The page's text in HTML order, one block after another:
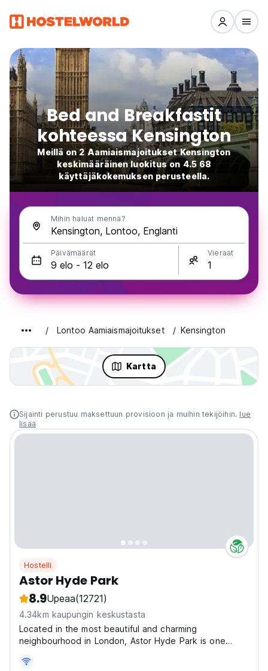
Bed and Breakfastit
kohteessa Kensington
Meillä on 2 Aamiaismajoitukset Kensington
keskimääräinen luokitus on 4.5 68
käyttäjäkokemuksen perusteella.
Mihin haluat mennä?
Päivämäärät Vieraat
Lontoo Aamiaismajoitukset Kensington
Kartta
Sijainti perustuu maksettuun provisioon ja muihin tekijöihin. lue
lisää
Hostelli
Astor Hyde Park
8.9Upeaa(12721)
4.34km kaupungin keskustasta
Located in the most beautiful and charming
neighbourhood in London, Astor Hyde Park is one
London's greatest museums including the Natural